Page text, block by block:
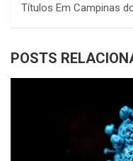
Títulos Em Campinas
POSTS